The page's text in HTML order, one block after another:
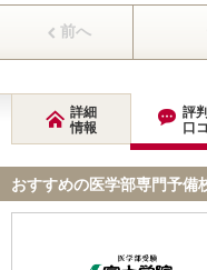
前へ
詳細
情報
評
口
おすすめの医学部専門予備